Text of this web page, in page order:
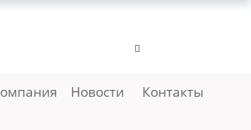
Новости Контакты